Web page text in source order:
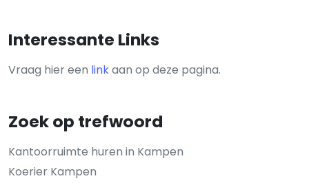
Interessante Links
Vraag hier een linkaan op deze pagina.
Zoek op trefwoord
Kantoorruimte huren in Kampen
Koerier Kampen